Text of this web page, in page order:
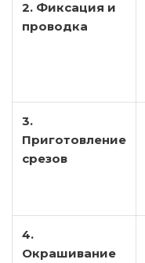
2. Фиксация и
проводка
3.
Приготовление
срезов
4.
Окрашивание